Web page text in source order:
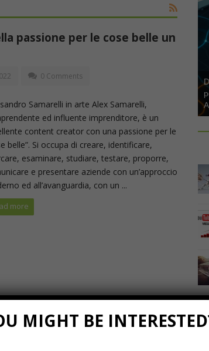
passione per le cose belle un
0 Comments
Samarelli in arte Alex Samarelli,
ed influente imprenditore, è un
content creator con una passione per le
belle”. Si occupa di creare, identificare,
esaminare, studiare, testare, proporre,
e presentare aziende con un’approccio
ed all’avanguardia, con un ...
more
MIGHT BE